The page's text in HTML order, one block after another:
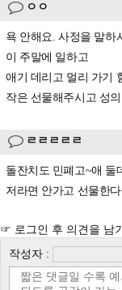
ㅇㅇ
욕 안해요. 사정을 말하
이 주말에 일하고
애기 데리고 멀리 가기
작은 선물해주시고 성
ㄹㄹㄹㄹㄹ
돌잔치도 민폐고~애 둘
저라면 안가고 선물한
☞ 로그인 후 의견을 남
작성자 :